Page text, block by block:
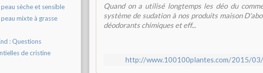
sèche et sensible
peau mixte à grasse
: Questions
de cristine
Quand on a utilisé longtemps les déo du
système de sudation à nos produits maison
déodorants chimiques et eff...
http://www.100100plantes.com/2015/